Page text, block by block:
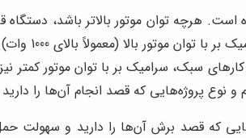
هرچه توان موتور بالاتر باشد،
دهد. برای
سبک، سرامیک بر با توان موتور کمتر نیز
پروژه‌هایی که قصد انجام آن‌ها را
که قصد برش آن‌ها را دارید و